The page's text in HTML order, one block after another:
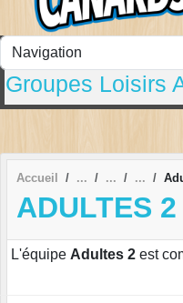
Groupes Loisirs
Accueil
ADULTES 2
L'équipe Adultes 2 est